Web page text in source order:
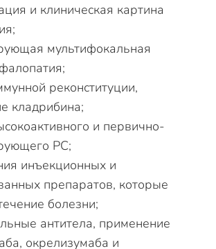
и клиническая картина
мультифокальная
реконституции,
кладрибина;
и первично-
РС;
инъекционных и
препаратов, которые
болезни;
антитела, применение
окрелизумаба и